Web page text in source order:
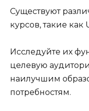
Существуют
курсов, такие как
Исследуйте их
целевую
наилучшим
потребностям.